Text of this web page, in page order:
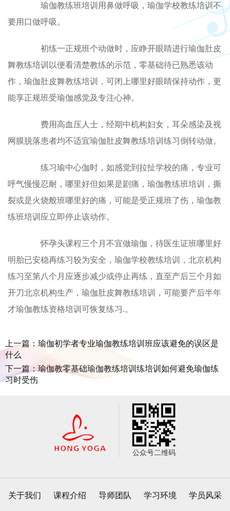
瑜伽教练班培训用鼻做呼吸，瑜伽学校教练培训不
要用口做呼吸。
初练一正规班个动做时，应睁开眼睛进行瑜伽肚皮
舞教练培训以便看清楚教练的示范，零基础待已熟悉该动
作，瑜伽肚皮舞教练培训，可闭上哪里好眼睛保持动作，更
能享正规班受瑜伽感觉及专注心神。
费用高血压人士，经期中机构妇女，耳朵感染及视
网膜脱落患者均不适宜瑜伽肚皮舞教练培训练习倒转动做。
练习瑜中心伽时，如感觉到拉扯学校的痛，专业可
呼气慢慢忍耐，哪里好但如果是剧痛，瑜伽教练班培训，撕
裂或是火烧般班哪里好的痛，可能是受正规班了伤，瑜伽教
练班培训应立即停止该动作。
怀孕头课程三个月不宜做瑜伽，待医生证班哪里好
明胎已安稳再练习较为安全，瑜伽学校教练培训，北京机构
练习至第八个月应逐步减少或停止再练，直至产后三个月如
开刀北京机构生产，瑜伽肚皮舞教练培训，可能要产后半年
才瑜伽教练资格培训可恢复练习.。
上一篇：瑜伽初学者专业瑜伽教练培训班应该避免的误区是
什么
下一篇：瑜伽教零基础瑜伽教练培训练培训如何避免瑜伽练
习时受伤
公众号二维码
关于我们 课程介绍 导师团队 学习环境 学员风采